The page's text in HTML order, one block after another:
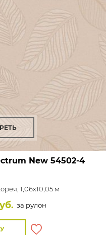
New 54502-4
1,06x10,05 м
за рулон